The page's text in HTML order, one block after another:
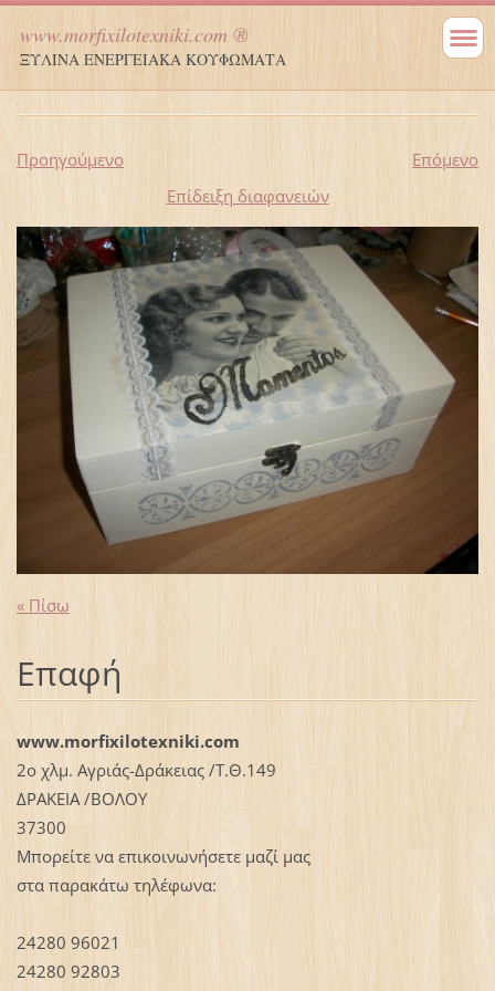
www.morfixilotexniki.com ®
ΞΥΛΙΝΑ ΕΝΕΡΓΕΙΑΚΑ ΚΟΥΦΩΜΑΤΑ
Προηγούμενο
Επόμενο
Επίδειξη διαφανειών
« Πίσω
Επαφή
www.morfixilotexniki.com
2ο χλμ. Αγριάς-Δράκειας /Τ.Θ.149
ΔΡΑΚΕΙΑ /ΒΟΛΟΥ
37300
Μπορείτε να επικοινωνήσετε μαζί μας
στα παρακάτω τηλέφωνα:
24280 96021
24280 92803